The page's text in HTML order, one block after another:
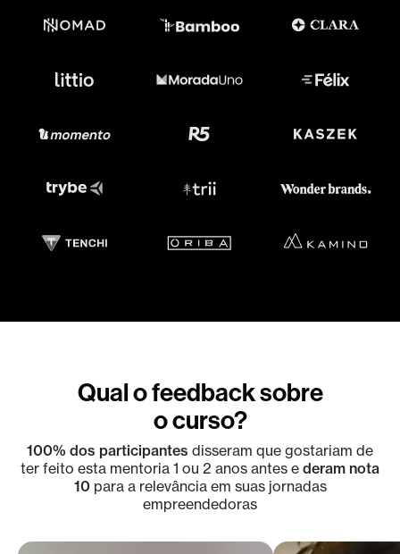
Qual o feedback sobre
o curso?
100% dos participantes disseram que gostariam de
ter feito esta mentoria 1 ou 2 anos antes e deram nota
10 para a relevância em suas jornadas
empreendedoras